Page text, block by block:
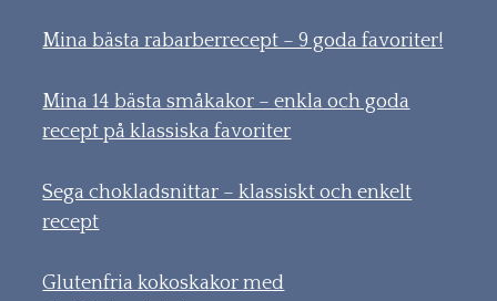
Mina bästa rabarberrecept – 9 goda favoriter!
Mina 14 bästa småkakor – enkla och goda
recept på klassiska favoriter
Sega chokladsnittar – klassiskt och enkelt
recept
Glutenfria kokoskakor med